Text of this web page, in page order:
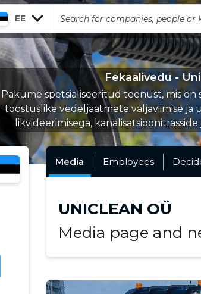
EE
Fekaalivedu -
Pakume spetsialiseeritud teenust, mis
tööstuslike vedeljäätmete väljaviimise ja
likvideerimisega,
Media Employees
UNICLEAN OÜ
Media page and